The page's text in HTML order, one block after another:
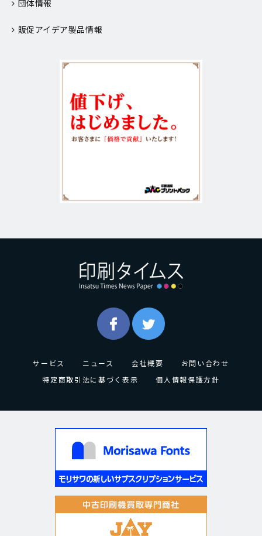
団体情報
販促アイデア製品情報
サービス ニュース 会社概要
お問い合わせ
特定商取引法に基づく表示
個人情報保護方針